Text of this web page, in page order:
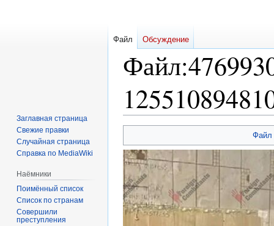
Файл:
к
навигации
к
поиску
Файл
Файл Обсуждение
Заглавная страница
Свежие правки
Случайная страница
Справка по MediaWiki
Наёмники
Поимённый список
Список по странам
Совершили
преступления